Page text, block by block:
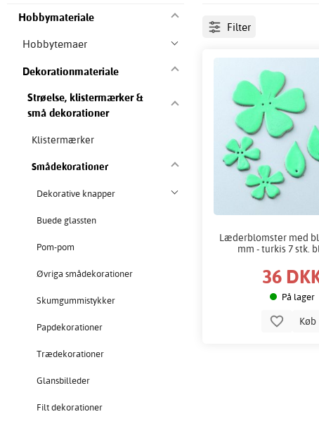
Hobbymateriale
Hobbytemaer
Dekorationmateriale
Strøelse, klistermærker &
små dekorationer
Klistermærker
Smådekorationer
Dekorative knapper
Buede glassten
Pom-pom
Øvriga smådekorationer
Skumgummistykker
Papdekorationer
Trædekorationer
Glansbilleder
Filt dekorationer
Filter
Læderblomster med
mm - turkis 7 stk.
36
På lager
Køb